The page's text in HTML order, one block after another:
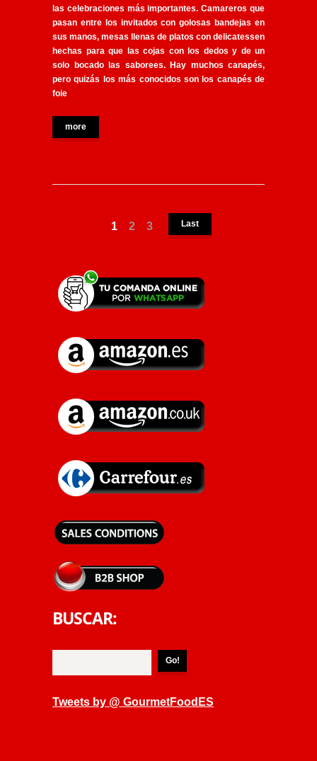
las celebraciones más importantes. Camareros que
pasan entre los invitados con golosas bandejas en
sus manos, mesas llenas de platos con delicatessen
hechas para que las cojas con los dedos y de un
solo bocado las saborees. Hay muchos canapés,
pero quizás los más conocidos son los canapés de
foie
more
1 2 3 Last
BUSCAR:
Tweets by @ GourmetFoodES